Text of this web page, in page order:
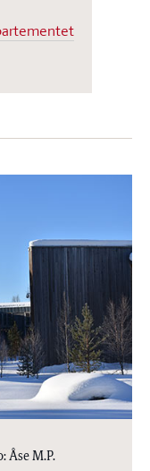
Åse M.P.